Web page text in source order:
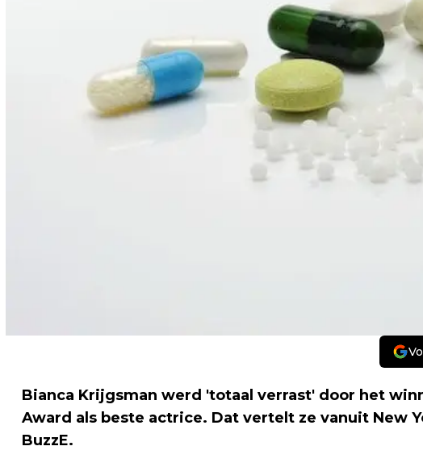
Bianca Krijgsman werd 'totaal verrast' door het
Award als beste actrice. Dat vertelt ze vanuit New
BuzzE.